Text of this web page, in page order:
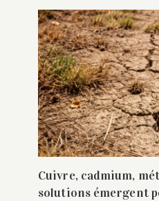
Cuivre, cadmium,
solutions émergent